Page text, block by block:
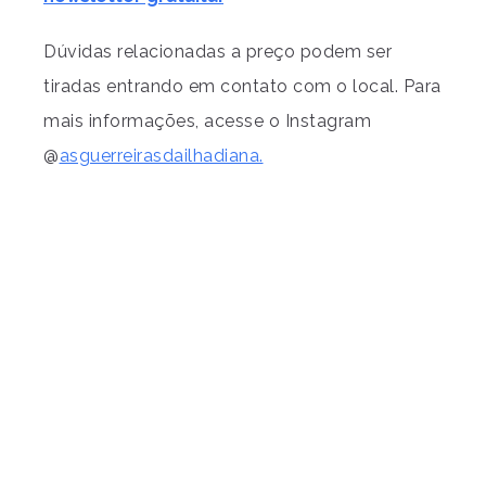
Dúvidas relacionadas a preço podem ser
tiradas entrando em contato com o local. Para
mais informações, acesse o Instagram
@asguerreirasdailhadiana.